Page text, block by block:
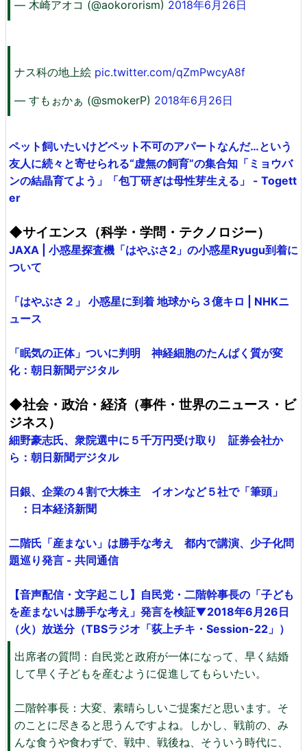
— 木崎アオコ (@aokororism) 2018年6月26日
ナス科の地上絵 pic.twitter.com/qZmPwcyA8f
— すもぉかぁ (@smokerP) 2018年6月26日
ペット飼いたいけどペット不可のアパートなんだ…という
友人に続々と寄せられる“虚無の飼育”の集合知「ミョウバ
ンの結晶育てよう」「包丁研ぎは母性芽生える」 - Togett
er
◆サイエンス（科学・学問・テクノロジー）
JAXA | 小惑星探査機「はやぶさ2」の小惑星Ryugu到着に
ついて
「はやぶさ２」 小惑星に到着 地球から３億キロ | NHKニ
ュース
「眠気の正体」ついに判明 神経細胞のたんぱく質が変
化：朝日新聞デジタル
◆社会・政治・経済（事件・世界のニュース・ビ
ジネス）
細野豪志氏、衆院選中に５千万円受け取り 証券会社か
ら：朝日新聞デジタル
日銀、企業の４割で大株主 イオンなど５社で「筆頭」
：日本経済新聞
二階氏「産まない」は勝手な考え 都内で講演、少子化問
題巡り発言 - 共同通信
【音声配信・文字起こし】自民党・二階幹事長の「子ども
を産まないは勝手な考え」発言を検証▼2018年6月26日
（火）放送分（TBSラジオ「荻上チキ・Session-22」）
出席者の質問：自民党と政府が一体になって、早く結婚
して早く子どもを産むように促進してもらいたい。
二階幹事長：大変、素晴らしいご提案だと思います。そ
のことに尽きると思うんですよね。しかし、戦前の、み
んな食うや食わずで、戦中、戦後ね、そういう時代に、